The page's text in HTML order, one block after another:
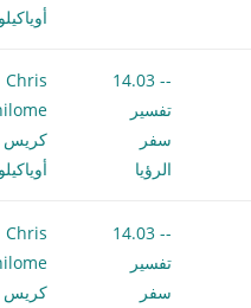
-- 14.03
تفسير
سفر
الرؤيا
Chris
كريس
-- 14.03
تفسير
سفر
Chris
كريس